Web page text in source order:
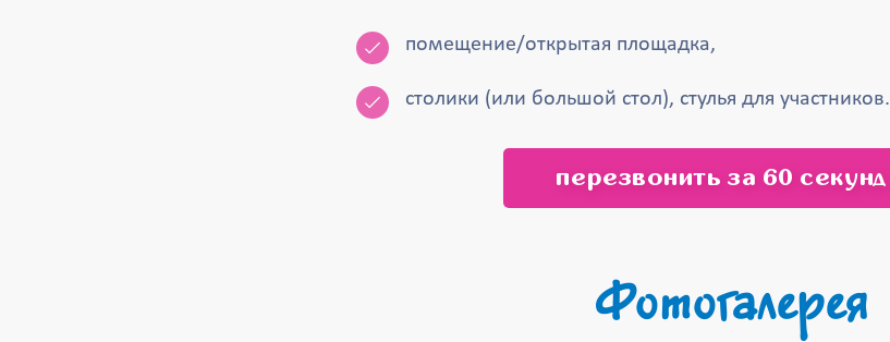
помещение/открытая площадка,
столики (или большой стол), стулья для участников.
перезвонить за 60 секунд
Фотогалерея